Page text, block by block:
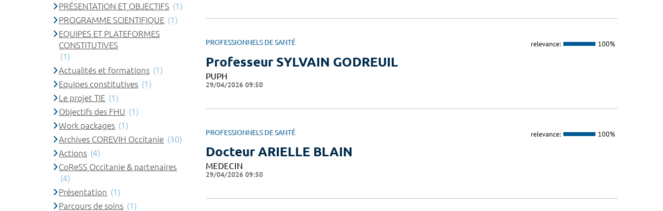
PROFESSIONNELS DE SANTÉ relevance: 100%
Professeur SYLVAIN GODREUIL
PUPH
29/04/2026 09:50
PROFESSIONNELS DE SANTÉ relevance: 100%
Docteur ARIELLE BLAIN
MEDECIN
29/04/2026 09:50
PRÉSENTATION ET OBJECTIFS (1)
PROGRAMME SCIENTIFIQUE (1)
EQUIPES ET PLATEFORMES
CONSTITUTIVES
(1)
Actualités et formations (1)
Equipes constitutives (1)
Le projet TIE (1)
Objectifs des FHU (1)
Work packages (1)
Archives COREVIH Occitanie (30)
Actions (4)
CoReSS Occitanie & partenaires
(4)
Présentation (1)
Parcours de soins (1)